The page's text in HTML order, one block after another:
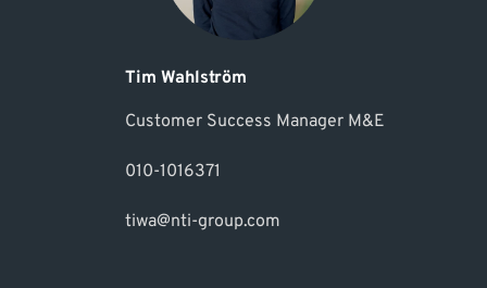
Tim Wahlström
Customer Success Manager M&E
010-1016371
tiwa@nti-group.com